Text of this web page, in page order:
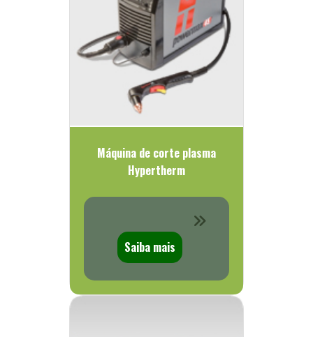
Máquina de corte plasma
Hypertherm
Saiba mais